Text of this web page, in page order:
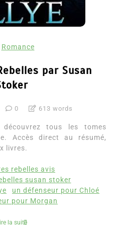
Romance
par Susan
0 613 words
découvrez tous les tomes
Accès direct au résumé,
livres.
rebelles avis
susan stoker
un défenseur pour Chloé
pour Morgan
la suite